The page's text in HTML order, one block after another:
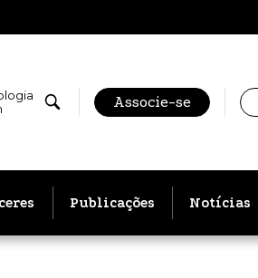
Associe-se
Publicações Notícias